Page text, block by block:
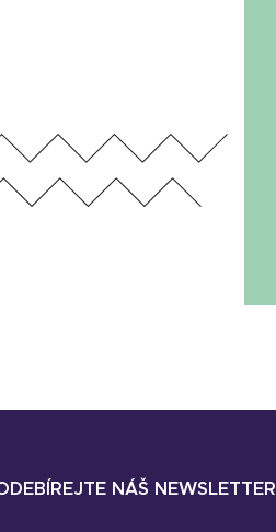
NÁŠ NEWSLETTER